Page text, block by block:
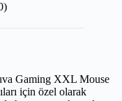
Gaming XXL Mouse
için özel olarak